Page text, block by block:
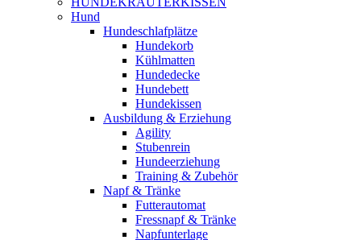
Hund
Hundeschlafplätze
Hundekorb
Kühlmatten
Hundedecke
Hundebett
Hundekissen
Ausbildung & Erziehung
Agility
Stubenrein
Hundeerziehung
Training & Zubehör
Napf & Tränke
Futterautomat
Fressnapf & Tränke
Napfunterlage